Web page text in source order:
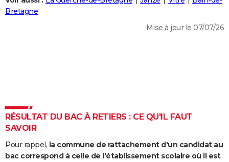
Destinations
City break
Voyage nature
Voyage de noces
Forum
Climat
+
PHOTO
Dictionnaire
Biographies
Citations
Expressions
Proverbes
PROGRAMME TV
S'inscrire
Se connecter
Lycées
Collèges
Primaires
Universités
Entreprises
Service militaire
Avis de recherche
AVIS DE DÉCÈS
Bretagne
Mise à jour le 07/07/26
RÉSULTAT DU BAC À RETIERS : CE QU'IL FAUT
SAVOIR
Pour rappel, la commune de rattachement d'un candidat au
bac correspond à celle de l'établissement scolaire où il est